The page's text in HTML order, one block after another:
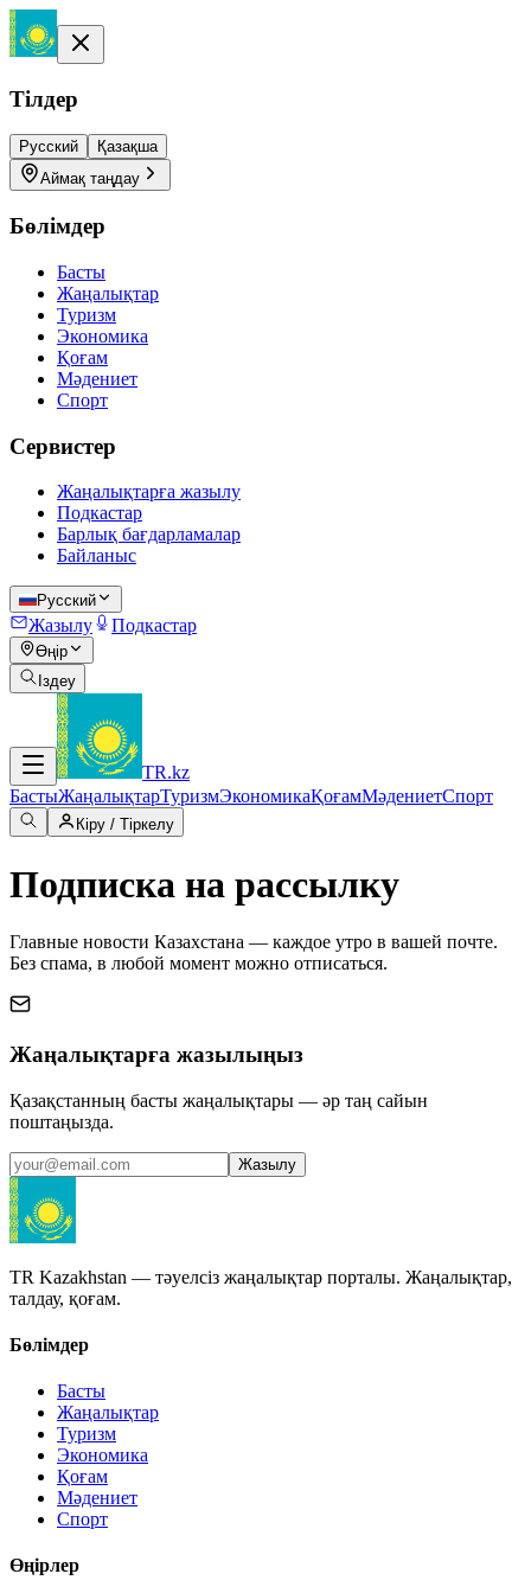
Тілдер
Русский
Қазақша
Аймақ таңдау
Бөлімдер
Басты
Жаңалықтар
Туризм
Экономика
Қоғам
Мәдениет
Спорт
Сервистер
Жаңалықтарға жазылу
Подкастар
Барлық бағдарламалар
Байланыс
Русский
Жазылу Подкастар
Өңір
Іздеу
TR.kz
БастыЖаңалықтарТуризмЭкономикаҚоғамМәдениетСпорт
Кіру / Тіркелу
Подписка на рассылку
Главные новости Казахстана — каждое утро в вашей почте.
Без спама, в любой момент можно отписаться.
Жаңалықтарға жазылыңыз
Қазақстанның басты жаңалықтары — әр таң сайын
поштаңызда.
Жазылу
TR Kazakhstan — тәуелсіз жаңалықтар порталы. Жаңалықтар,
талдау, қоғам.
Бөлімдер
Басты
Жаңалықтар
Туризм
Экономика
Қоғам
Мәдениет
Спорт
Өңірлер